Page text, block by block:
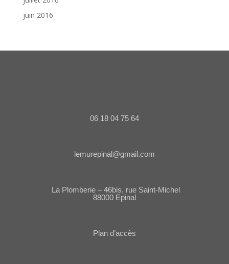
juin 2016
06 18 04 75 64
lemurepinal@gmail.com
La Plomberie – 46bis, rue Saint-Michel
88000 Epinal
Plan d’accès